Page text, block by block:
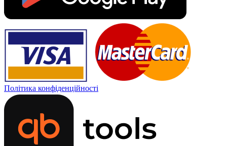
Політика конфіденційності